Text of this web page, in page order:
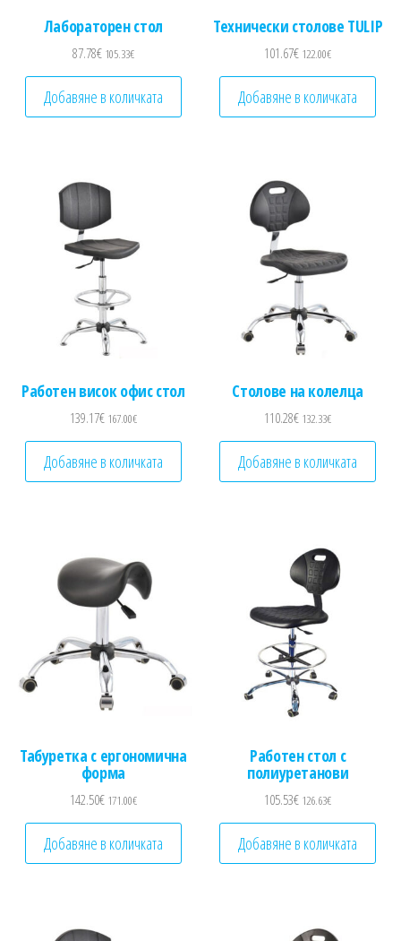
Лабораторен стол
87.78€ 105.33€
Добавяне в количката
Технически столове TULIP
101.67€ 122.00€
Добавяне в количката
Работен висок офис стол
139.17€ 167.00€
Добавяне в количката
Столове на колелца
110.28€ 132.33€
Добавяне в количката
Табуретка с ергономична
форма
142.50€ 171.00€
Добавяне в количката
Работен стол с
полиуретанови
105.53€ 126.63€
Добавяне в количката